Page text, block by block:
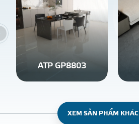
ATP GP8803
XEM SẢN PHẨM KHÁC